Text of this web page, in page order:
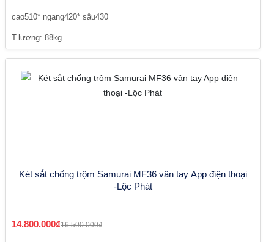
cao510* ngang420* sâu430
T.lượng: 88kg
Két sắt chống trộm Samurai MF36 vân tay App điện thoại
-Lộc Phát
14.800.000₫16.500.000₫